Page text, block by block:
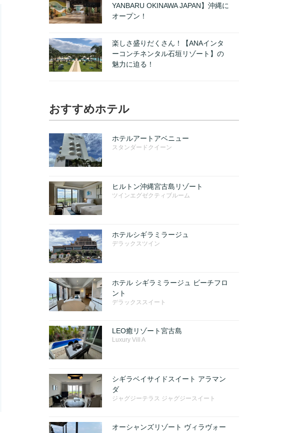
YANBARU OKINAWA JAPAN】沖縄に
オープン！
楽しさ盛りだくさん！【ANAインタ
ーコンチネンタル石垣リゾート】の
魅力に迫る！
おすすめホテル
ホテルアートアベニュー
スタンダードクイーン
ヒルトン沖縄宮古島リゾート
ツインエグゼクティブルーム
ホテルシギラミラージュ
デラックスツイン
ホテル シギラミラージュ ビーチフロ
ント
デラックススイート
LEO癒リゾート宮古島
Luxury Vill A
シギラベイサイドスイート アラマン
ダ
ジャグジーテラス ジャグジースイート
オーシャンズリゾート ヴィラヴォー